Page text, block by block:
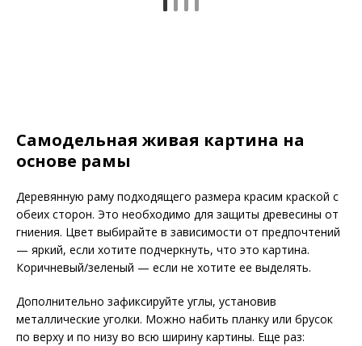
Самодельная живая картина на
основе рамы
Деревянную раму подходящего размера красим краской с
обеих сторон. Это необходимо для защиты древесины от
гниения. Цвет выбирайте в зависимости от предпочтений
— яркий, если хотите подчеркнуть, что это картина.
Коричневый/зеленый — если не хотите ее выделять.
Дополнительно зафиксируйте углы, установив
металлические уголки. Можно набить планку или брусок
по верху и по низу во всю ширину картины. Еще раз: